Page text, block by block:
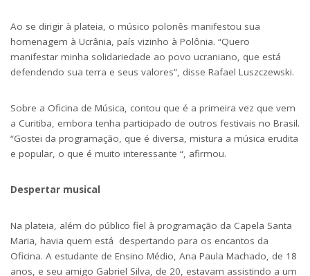
Ao se dirigir à plateia, o músico polonês manifestou sua
homenagem à Ucrânia, país vizinho à Polônia. “Quero
manifestar minha solidariedade ao povo ucraniano, que está
defendendo sua terra e seus valores”, disse Rafael Luszczewski.
Sobre a Oficina de Música, contou que é a primeira vez que vem
a Curitiba, embora tenha participado de outros festivais no Brasil.
“Gostei da programação, que é diversa, mistura a música erudita
e popular, o que é muito interessante “, afirmou.
Despertar musical
Na plateia, além do público fiel à programação da Capela Santa
Maria, havia quem está despertando para os encantos da
Oficina. A estudante de Ensino Médio, Ana Paula Machado, de 18
anos, e seu amigo Gabriel Silva, de 20, estavam assistindo a um